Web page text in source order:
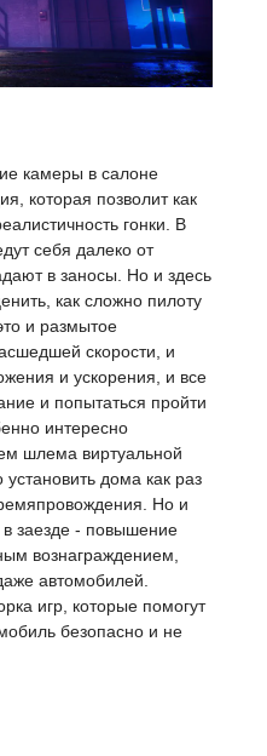
камеры в салоне
которая позволит как
гонки. В
себя далеко от
в заносы. Но и здесь
как сложно пилоту
и размытое
скорости, и
и ускорения, и все
и попытаться пройти
интересно
шлема виртуальной
дома как раз
Но и
в заезде - повышение
вознаграждением,
автомобилей.
игр, которые помогут
безопасно и не